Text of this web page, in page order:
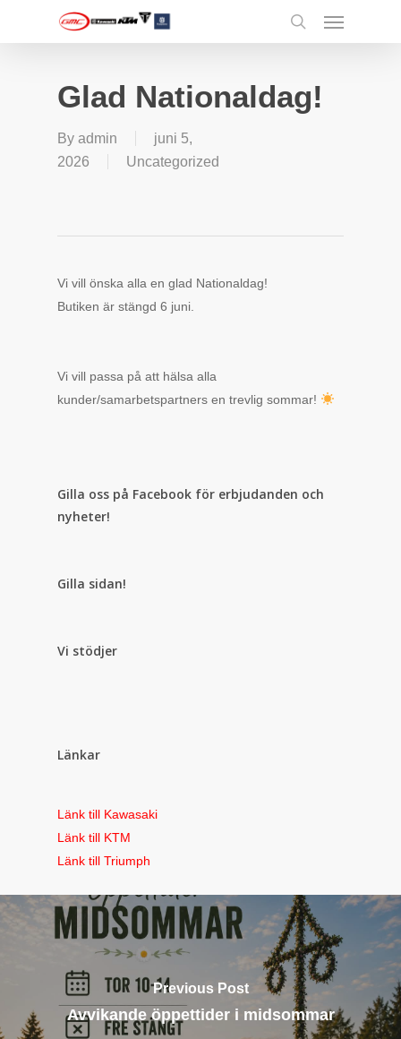
search
Menu
Glad Nationaldag!
By admin
juni 5,
2026
Uncategorized
Vi vill önska alla en glad Nationaldag!
Butiken är stängd 6 juni.
Vi vill passa på att hälsa alla
kunder/samarbetspartners en trevlig sommar!
Gilla oss på Facebook för erbjudanden och
nyheter!
Gilla sidan!
Vi stödjer
Länkar
Länk till Kawasaki
Länk till KTM
Länk till Triumph
Previous Post
Avvikande öppettider i midsommar